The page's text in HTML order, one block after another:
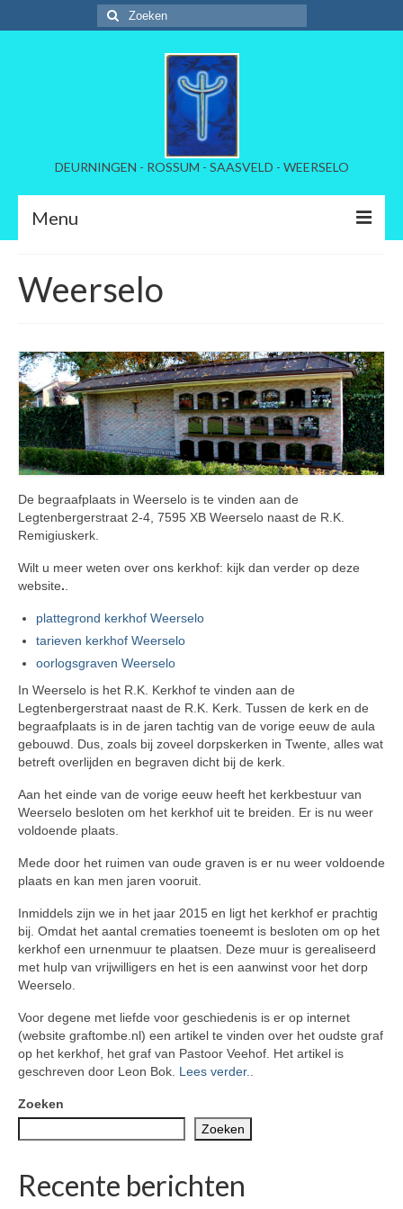
Zoeken
naar:
DEURNINGEN - ROSSUM - SAASVELD - WEERSELO
Menu
Kerkelijke instellinmg
Tarieven per dorp
Reglement
Privacybeleid
Deurningen
Tarieven Deurningen
Tarieven Rossum
Graven Rossum
Overledenen Rossum
Alle overledenen op alfabet
Overledenen begraven in vak 2
Overledenen begraven in vak 3
Overledenen begraven in vak 4
Overledenen begraven in vak 5
Overledenen begraven in vak 6
Saasveld
Tarieven Saasveld
Weerselo
Overledenen Weerselo
Weerselo
De begraafplaats in Weerselo is te vinden aan de
Legtenbergerstraat 2-4, 7595 XB Weerselo naast de R.K.
Remigiuskerk.
Wilt u meer weten over ons kerkhof: kijk dan verder op deze
website..
plattegrond kerkhof Weerselo
tarieven kerkhof Weerselo
oorlogsgraven Weerselo
In Weerselo is het R.K. Kerkhof te vinden aan de
Legtenbergerstraat naast de R.K. Kerk. Tussen de kerk en de
begraafplaats is in de jaren tachtig van de vorige eeuw de aula
gebouwd. Dus, zoals bij zoveel dorpskerken in Twente, alles wat
betreft overlijden en begraven dicht bij de kerk.
Aan het einde van de vorige eeuw heeft het kerkbestuur van
Weerselo besloten om het kerkhof uit te breiden. Er is nu weer
voldoende plaats.
Mede door het ruimen van oude graven is er nu weer voldoende
plaats en kan men jaren vooruit.
Inmiddels zijn we in het jaar 2015 en ligt het kerkhof er prachtig
bij. Omdat het aantal crematies toeneemt is besloten om op het
kerkhof een urnenmuur te plaatsen. Deze muur is gerealiseerd
met hulp van vrijwilligers en het is een aanwinst voor het dorp
Weerselo.
Voor degene met liefde voor geschiedenis is er op internet
(website graftombe.nl) een artikel te vinden over het oudste graf
op het kerkhof, het graf van Pastoor Veehof. Het artikel is
geschreven door Leon Bok. Lees verder..
Zoeken
Zoeken
Recente berichten